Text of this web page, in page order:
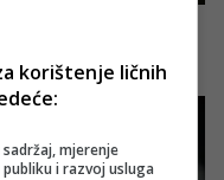
korištenje ličnih
mjerenje
i razvoj usluga